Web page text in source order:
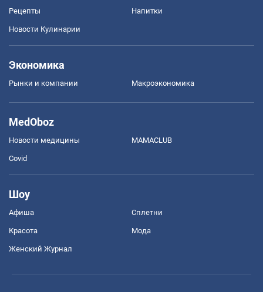
Рецепты Напитки
Новости Кулинарии
Экономика
Рынки и компании Mакроэкономика
MedOboz
Новости медицины MAMACLUB
Covid
Шоу
Афиша Сплетни
Красота Мода
Женский Журнал